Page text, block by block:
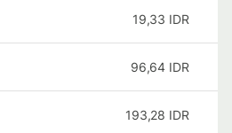
19,33 IDR
96,64 IDR
193,28 IDR